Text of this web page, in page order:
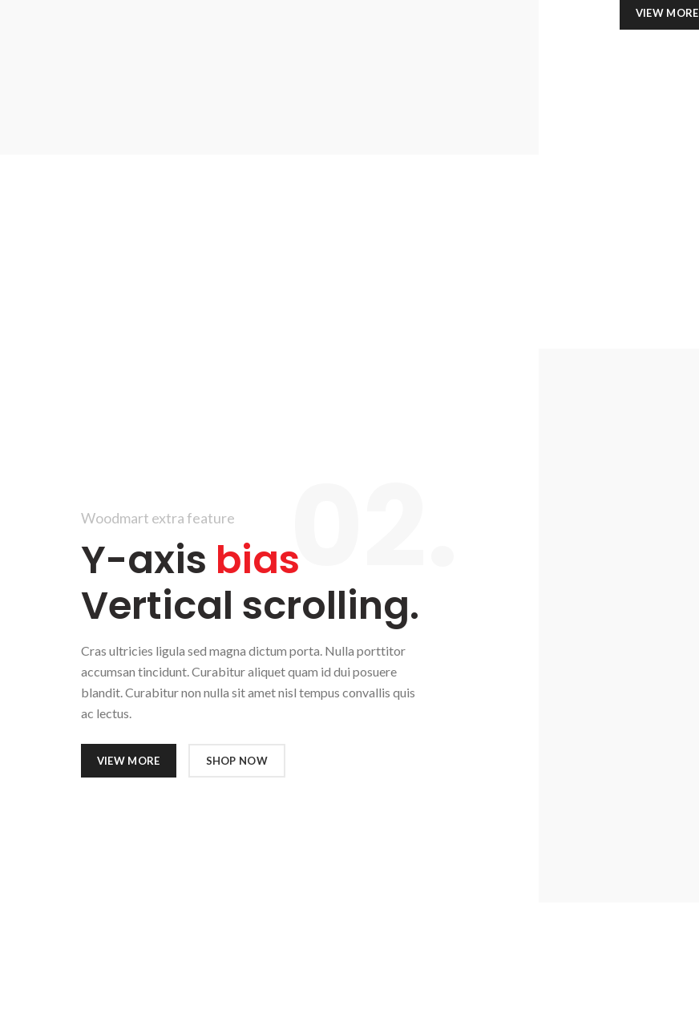
VIEW MORE
02.
Woodmart extra feature
Y-axis bias
Vertical scrolling.
Cras ultricies ligula sed magna dictum porta. Nulla porttitor
accumsan tincidunt. Curabitur aliquet quam id dui posuere
blandit. Curabitur non nulla sit amet nisl tempus convallis quis
ac lectus.
VIEW MORE SHOP NOW